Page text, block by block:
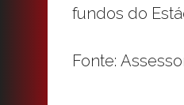
fundos do
Fonte: